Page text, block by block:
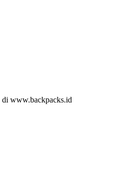
di www.backpacks.id